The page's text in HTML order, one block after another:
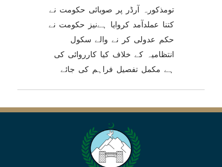
تومذکورہ آرڈر پر صوبائی حکومت نے
کتنا عملدآمد کروایا ہےنیز حکومت نے
حکم عدولی کر نے والے سکول
انتظامیہ کے خلاف کیا کارروائی کی
ہے مکمل تفصیل فراہم کی جائے